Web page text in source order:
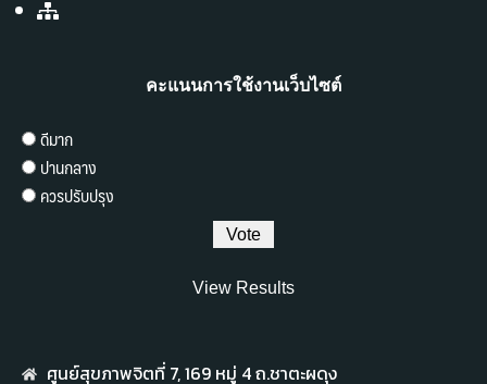
คะแนนการใช้งานเว็บไซต์
ดีมาก
ปานกลาง
ควรปรับปรุง
View Results
ศูนย์สุขภาพจิตที่ 7,​ 169 หมู่ 4 ถ.ชาตะผดุง